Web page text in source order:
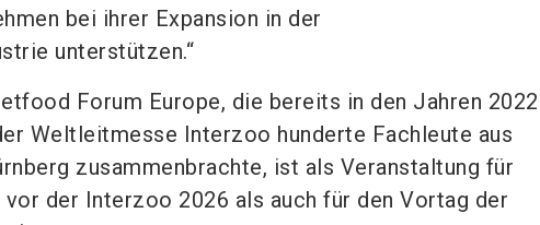
bei ihrer Expansion in der
unterstützen.“
Forum Europe, die bereits in den Jahren 2022
Weltleitmesse Interzoo hunderte Fachleute aus
zusammenbrachte, ist als Veranstaltung für
der Interzoo 2026 als auch für den Vortag der